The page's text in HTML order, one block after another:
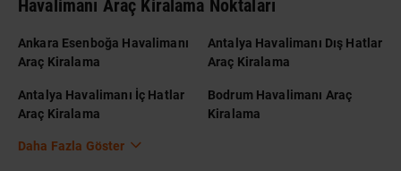
Havalimanı Araç Kiralama Noktaları
Ankara Esenboğa Havalimanı
Araç Kiralama
Antalya Havalimanı Dış Hatlar
Araç Kiralama
Antalya Havalimanı İç Hatlar
Araç Kiralama
Bodrum Havalimanı Araç
Kiralama
Daha Fazla Göster